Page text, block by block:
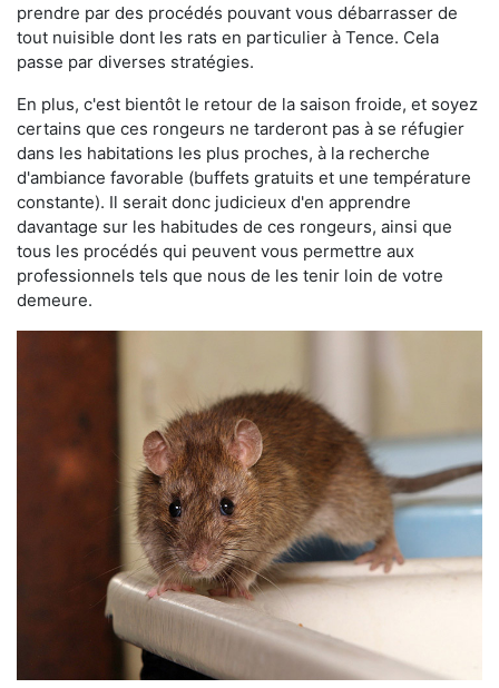
prendre par des procédés pouvant vous débarrasser de
tout nuisible dont les rats en particulier à Tence. Cela
passe par diverses stratégies.
En plus, c'est bientôt le retour de la saison froide, et soyez
certains que ces rongeurs ne tarderont pas à se réfugier
dans les habitations les plus proches, à la recherche
d'ambiance favorable (buffets gratuits et une température
constante). Il serait donc judicieux d'en apprendre
davantage sur les habitudes de ces rongeurs, ainsi que
tous les procédés qui peuvent vous permettre aux
professionnels tels que nous de les tenir loin de votre
demeure.